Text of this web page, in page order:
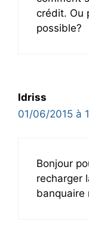
crédit. Ou
possible?
Idriss
01/06/2015 à
Bonjour
recharger
banquaire